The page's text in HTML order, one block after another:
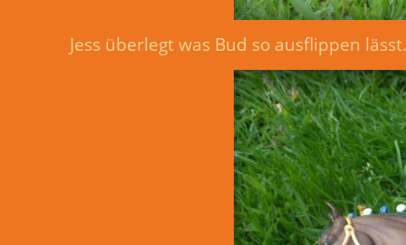
Jess überlegt was Bud so ausflippen